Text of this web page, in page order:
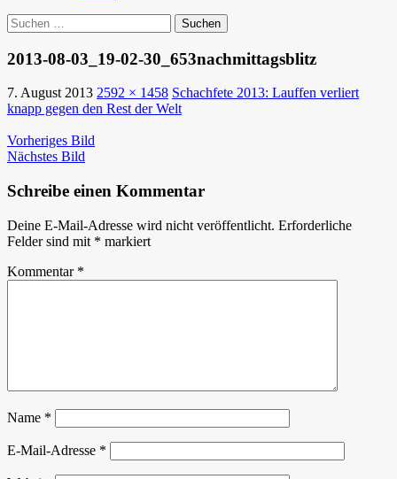
Suchen
nach:
2013-08-03_19-02-30_653nachmittagsblitz
7. August 2013 2592 × 1458 Schachfete 2013: Lauffen verliert
knapp gegen den Rest der Welt
Vorheriges Bild
Nächstes Bild
Schreibe einen Kommentar
Deine E-Mail-Adresse wird nicht veröffentlicht. Erforderliche
Felder sind mit * markiert
Kommentar *
Name *
E-Mail-Adresse *